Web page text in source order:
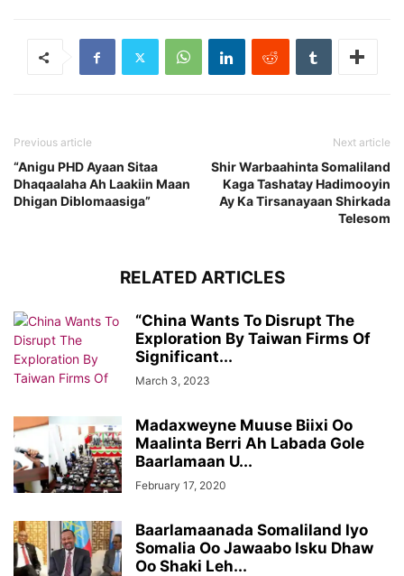
Previous article
“Anigu PHD Ayaan Sitaa
Dhaqaalaha Ah Laakiin Maan
Dhigan Diblomaasiga”
Next article
Shir Warbaahinta Somaliland
Kaga Tashatay Hadimooyin
Ay Ka Tirsanayaan Shirkada
Telesom
RELATED ARTICLES
“China Wants To Disrupt The
Exploration By Taiwan Firms Of
Significant...
March 3, 2023
Madaxweyne Muuse Biixi Oo
Maalinta Berri Ah Labada Gole
Baarlamaan U...
February 17, 2020
Baarlamaanada Somaliland Iyo
Somalia Oo Jawaabo Isku Dhaw
Oo Shaki Leh...